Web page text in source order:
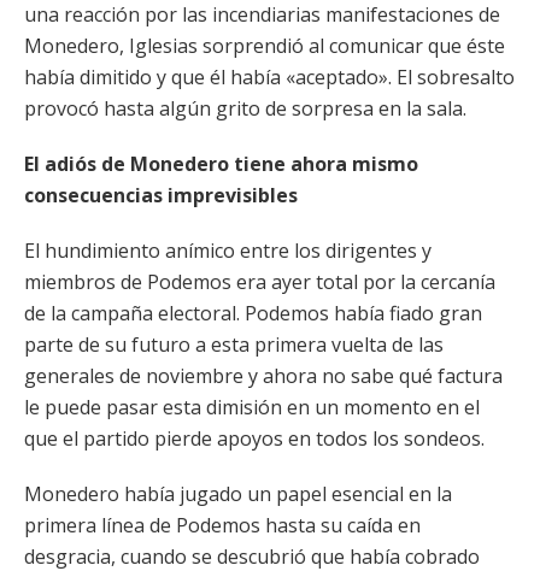
una reacción por las incendiarias manifestaciones de
Monedero, Iglesias sorprendió al comunicar que éste
había dimitido y que él había «aceptado». El sobresalto
provocó hasta algún grito de sorpresa en la sala.
El adiós de Monedero tiene ahora mismo
consecuencias imprevisibles
El hundimiento anímico entre los dirigentes y
miembros de Podemos era ayer total por la cercanía
de la campaña electoral. Podemos había fiado gran
parte de su futuro a esta primera vuelta de las
generales de noviembre y ahora no sabe qué factura
le puede pasar esta dimisión en un momento en el
que el partido pierde apoyos en todos los sondeos.
Monedero había jugado un papel esencial en la
primera línea de Podemos hasta su caída en
desgracia, cuando se descubrió que había cobrado